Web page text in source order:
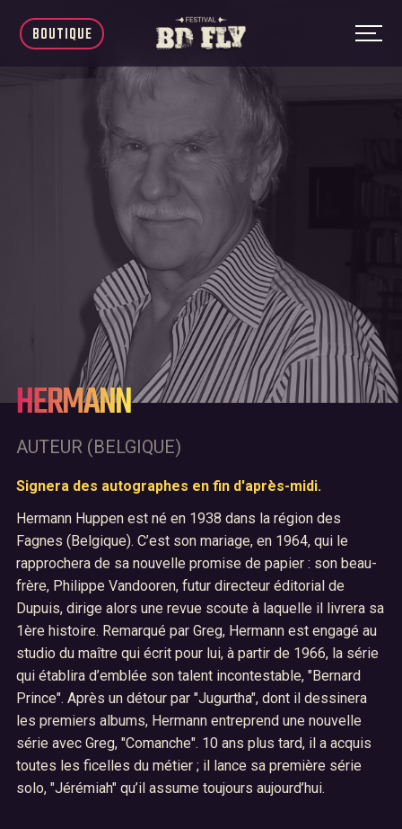
BOUTIQUE
01 Accueil
02 Le festival BD Fly
03 Archives
04 Nous contacter
HERMANN
AUTEUR (BELGIQUE)
Signera des autographes en fin d'après-midi.
Hermann Huppen est né en 1938 dans la région des
Fagnes (Belgique). C’est son mariage, en 1964, qui le
rapprochera de sa nouvelle promise de papier : son beau-
frère, Philippe Vandooren, futur directeur éditorial de
Dupuis, dirige alors une revue scoute à laquelle il livrera sa
1ère histoire. Remarqué par Greg, Hermann est engagé au
studio du maître qui écrit pour lui, à partir de 1966, la série
qui établira d’emblée son talent incontestable, "Bernard
Prince". Après un détour par "Jugurtha", dont il dessinera
les premiers albums, Hermann entreprend une nouvelle
série avec Greg, "Comanche". 10 ans plus tard, il a acquis
toutes les ficelles du métier ; il lance sa première série
solo, "Jérémiah" qu’il assume toujours aujourd’hui.